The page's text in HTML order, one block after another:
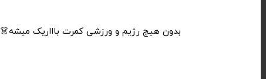
بدون هیچ رژیم و ورزشی کمرت باااریک میشه👗